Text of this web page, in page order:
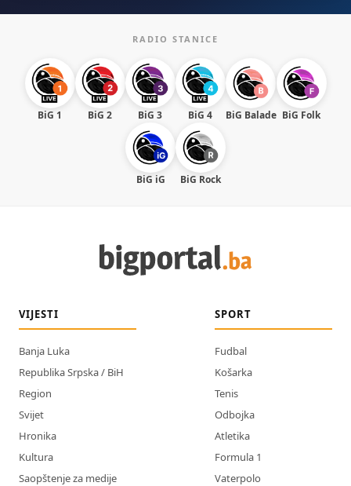
RADIO STANICE
BiG 1 BiG 2 BiG 3 BiG 4 BiG Balade BiG Folk
BiG iG BiG Rock
VIJESTI
Banja Luka
Republika Srpska / BiH
Region
Svijet
Hronika
Kultura
Saopštenje za medije
SPORT
Fudbal
Košarka
Tenis
Odbojka
Atletika
Formula 1
Vaterpolo